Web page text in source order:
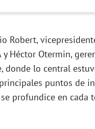
Robert,
y Héctor Otermin,
donde lo central
puntos de
profundice en cada